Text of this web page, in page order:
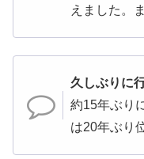
えました。
久しぶりに
約15年ぶり
は20年ぶり